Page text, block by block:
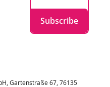
Subscribe
Gartenstraße 67, 76135